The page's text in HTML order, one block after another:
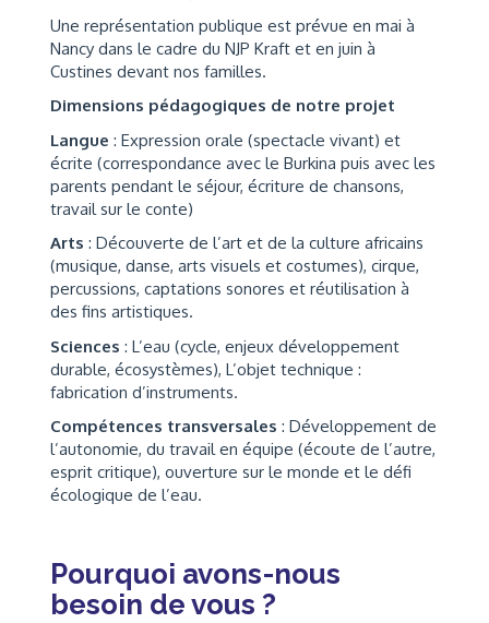
Une représentation publique est prévue en mai à
Nancy dans le cadre du NJP Kraft et en juin à
Custines devant nos familles.
Dimensions pédagogiques de notre projet
Langue : Expression orale (spectacle vivant) et
écrite (correspondance avec le Burkina puis avec les
parents pendant le séjour, écriture de chansons,
travail sur le conte)
Arts : Découverte de l’art et de la culture africains
(musique, danse, arts visuels et costumes), cirque,
percussions, captations sonores et réutilisation à
des fins artistiques.
Sciences : L’eau (cycle, enjeux développement
durable, écosystèmes), L’objet technique :
fabrication d’instruments.
Compétences transversales : Développement de
l’autonomie, du travail en équipe (écoute de l’autre,
esprit critique), ouverture sur le monde et le défi
écologique de l’eau.
Pourquoi avons-nous
besoin de vous ?